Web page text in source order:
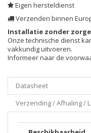
Eigen hersteldienst
Verzenden binnen
Installatie zonder
Onze technische dienst
vakkundig uitvoeren.
Informeer naar de
Datasheet
Verzending / Afhaling /